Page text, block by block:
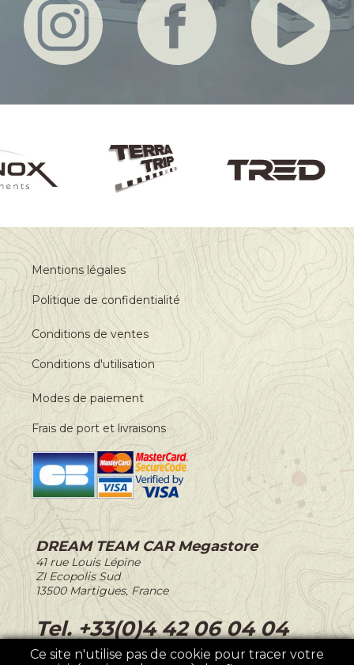
Mentions légales
Politique de confidentialité
Conditions de ventes
Conditions d'utilisation
Modes de paiement
Frais de port et livraisons
DREAM TEAM CAR Megastore
-41 rue Louis Lépine
-
ZI Ecopolis Sud
-13500 Martigues, France
Tel. +33(0)4 42 06 04 04
Ce site n'utilise pas de cookie pour tracer votre